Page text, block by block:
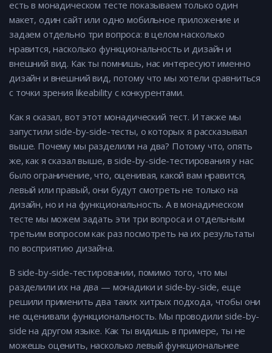
есть в монадическом тесте показываем только один
макет, один сайт или одно мобильное приложение и
задаем отдельно три вопроса: в целом насколько
нравится, насколько функциональность и дизайн и
внешний вид. Как ты помнишь, нас интересуют именно
дизайн и внешний вид, потому что мы хотели сравниться
с точки зрения likeability с конкурентами.
Как я сказал, вот этот монадический тест. И также мы
запустили side-by-side-тесты, о которых я рассказывал
выше. Почему мы разделили на два? Потому что, опять
же, как я сказал выше, в side-by-side-тестирования у нас
было ограничение, что, оценивая, какой вам нравится,
левый или правый, они будут смотреть не только на
дизайн, но и на функциональность. А в монадическом
тесте мы можем задать эти три вопроса и отдельным
третьим вопросом как раз посмотреть на их результаты
по восприятию дизайна.
В side-by-side-тестировании, помимо того, что мы
разделили их на два — монадики и side-by-side, еще
решили применить два таких хитрых подхода, чтобы они
не оценивали функциональность. Мы проводили side-by-
side на другом языке. Как ты видишь в примере, ты не
можешь оценить, насколько левый функциональнее